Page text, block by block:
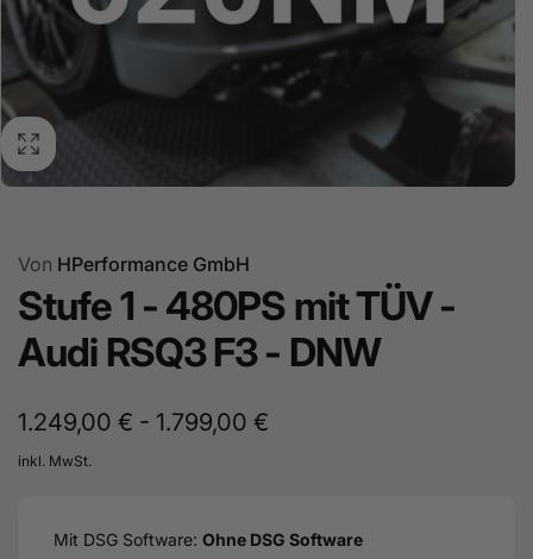
Von HPerformance GmbH
Stufe 1 - 480PS mit TÜV -
Audi RSQ3 F3 - DNW
1.249,00 € - 1.799,00 €
inkl. MwSt.
Mit DSG Software: Ohne DSG Software